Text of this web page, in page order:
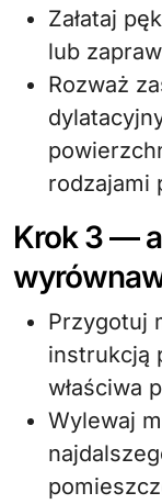
Załataj
lub
Rozważ
rodzajami
Krok 3 —
Przygotuj
instrukcją
właściwa
Wylewaj